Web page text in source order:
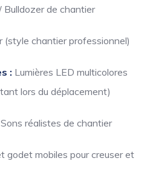
Bulldozer de chantier
(style chantier professionnel)
: Lumières LED multicolores
lors du déplacement)
Sons réalistes de chantier
godet mobiles pour creuser et